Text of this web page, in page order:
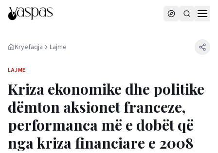
Kryefaqja Lajme
LAJME
Kriza ekonomike dhe politike
dëmton aksionet franceze,
performanca më e dobët që
nga kriza financiare e 2008